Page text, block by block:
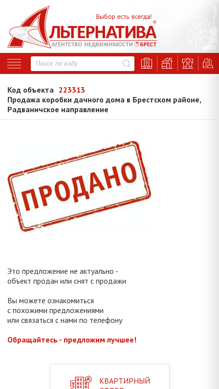
Код объекта 223313
Продажа коробки дачного дома в Брестском районе,
Радваничское направление
Это предложение не актуально -
объект продан или снят с продажи
Вы можете ознакомиться
с похожими предложениями
или связаться с нами по телефону
Обращайтесь - предложим лучшее!
КВАРТИРНЫЙ